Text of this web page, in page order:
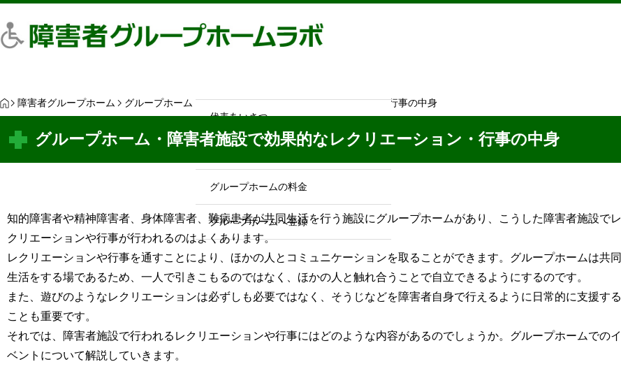
代表あいさつ
グループホームの料金
グループホームへ登録
H
O
障害者グループホーム グループホーム・障害者施設で効果的なレクリエーション・行事の中身
グループホーム・障害者施設で効果的なレクリエーション・行事の中身
知的障害者や精神障害者、身体障害者、難病患者が共同生活を行う施設にグループホームがあり、こうした障害者施設でレ
クリエーションや行事が行われるのはよくあります。
レクリエーションや行事を通すことにより、ほかの人とコミュニケーションを取ることができます。グループホームは共同
生活をする場であるため、一人で引きこもるのではなく、ほかの人と触れ合うことで自立できるようにするのです。
また、遊びのようなレクリエーションは必ずしも必要ではなく、そうじなどを障害者自身で行えるように日常的に支援する
ことも重要です。
それでは、障害者施設で行われるレクリエーションや行事にはどのような内容があるのでしょうか。グループホームでのイ
ベントについて解説していきます。